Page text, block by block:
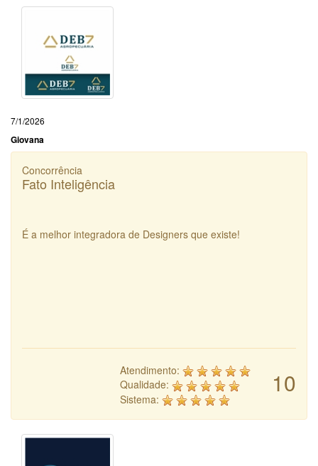
7/1/2026
Giovana
Concorrência
Fato Inteligência
É a melhor integradora de Designers que existe!
10
Atendimento:
Qualidade:
Sistema: